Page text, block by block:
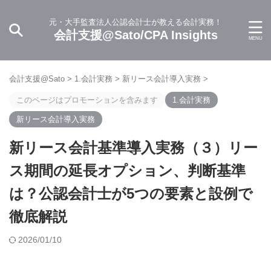
元・大手監査法人公認会計士が教える会計実務！
会計支援@Sato/CPA Insights
会計支援@Sato > 1.会計実務 > 新リース会計導入実務 >
このページはプロモーションを含みます 1.会計実務
新リース会計導入実務
新リース会計基準導入実務（３）リー
ス期間の延長オプション、判断基準
は？公認会計士が5つの要素と設例で
徹底解説
2026/01/10